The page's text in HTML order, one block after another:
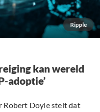
Ripple
kan wereld
adoptie’
Robert Doyle stelt dat